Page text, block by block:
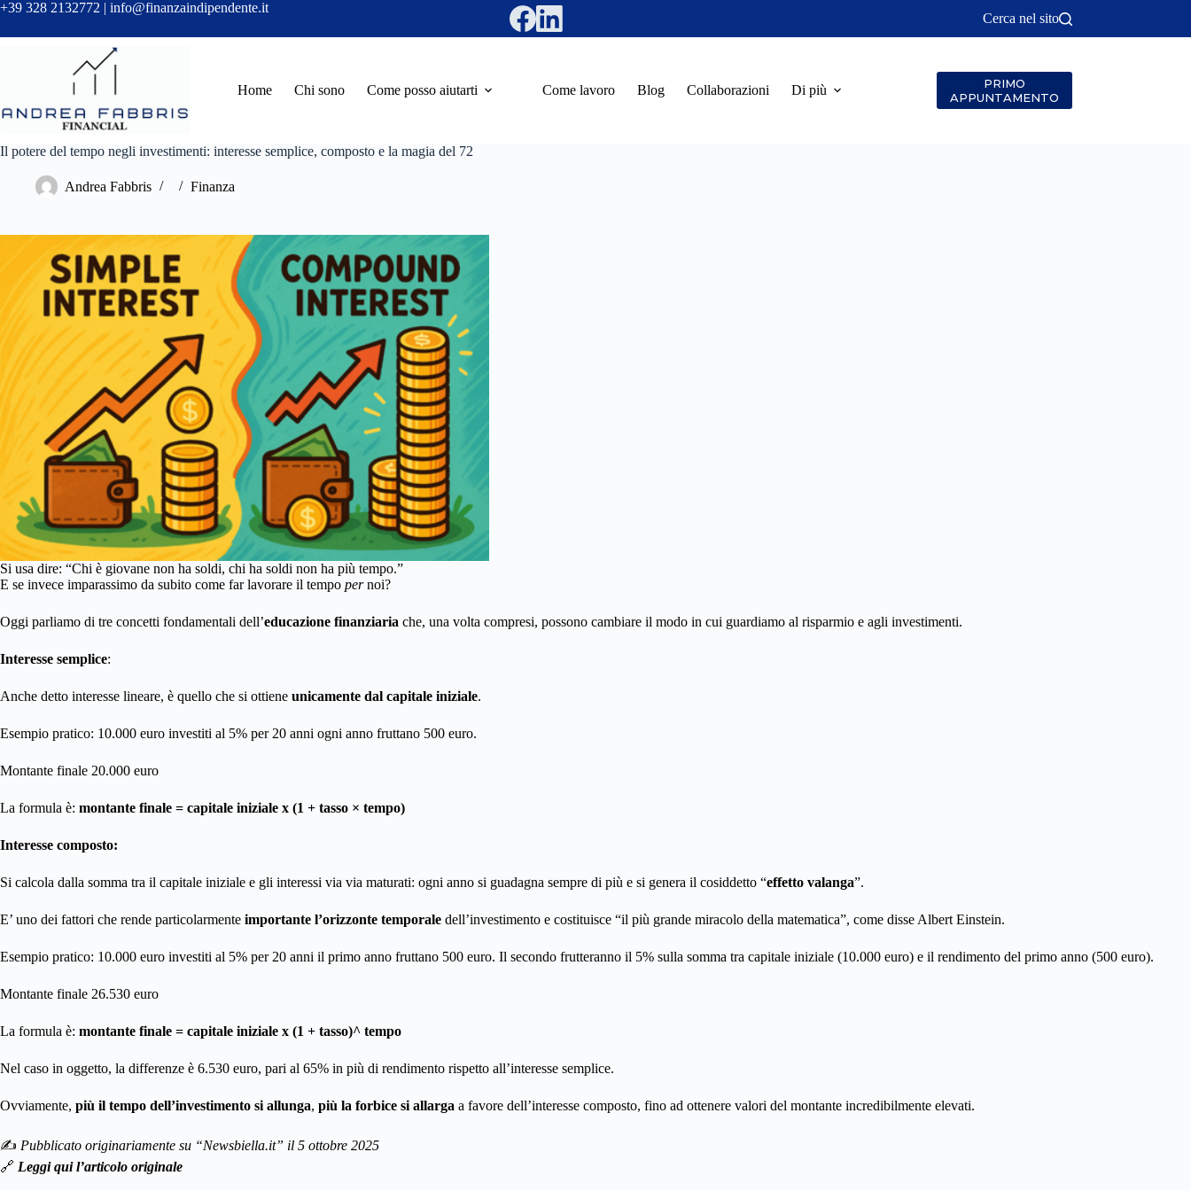
Salta
contenuto
+39 328 2132772 | info@finanzaindipendente.it
Cerca nel sito
Home Chi sono Come posso aiutarti Come lavoro Blog Collaborazioni Di più
PRIMO
APPUNTAMENTO
Il potere del tempo negli investimenti: interesse semplice, composto e la magia del 72
Andrea Fabbris Finanza
Si usa dire: “Chi è giovane non ha soldi, chi ha soldi non ha più tempo.”
E se invece imparassimo da subito come far lavorare il tempo pernoi?
Oggi parliamo di tre concetti fondamentali dell’educazione finanziaria che, una volta compresi, possono cambiare il modo in cui guardiamo al risparmio e agli investimenti.
Interesse semplice:
Anche detto interesse lineare, è quello che si ottiene unicamente dal capitale iniziale.
Esempio pratico: 10.000 euro investiti al 5% per 20 anni ogni anno fruttano 500 euro.
Montante finale 20.000 euro
La formula è: montante finale = capitale iniziale x (1 + tasso × tempo)
Interesse composto:
Si calcola dalla somma tra il capitale iniziale e gli interessi via via maturati: ogni anno si guadagna sempre di più e si genera il cosiddetto “effetto valanga”.
E’ uno dei fattori che rende particolarmente importante l’orizzonte temporale dell’investimento e costituisce “il più grande miracolo della matematica”, come disse Albert Einstein.
Esempio pratico: 10.000 euro investiti al 5% per 20 anni il primo anno fruttano 500 euro. Il secondo frutteranno il 5% sulla somma tra capitale iniziale (10.000 euro) e il rendimento del primo anno (500 euro).
Montante finale 26.530 euro
La formula è: montante finale = capitale iniziale x (1 + tasso)^ tempo
Nel caso in oggetto, la differenze è 6.530 euro, pari al 65% in più di rendimento rispetto all’interesse semplice.
Ovviamente, più il tempo dell’investimento si allunga, più la forbice si allarga a favore dell’interesse composto, fino ad ottenere valori del montante incredibilmente elevati.
✍️ Pubblicato originariamente su “Newsbiella.it” il 5 ottobre 2025
🔗 Leggi qui l’articolo originale